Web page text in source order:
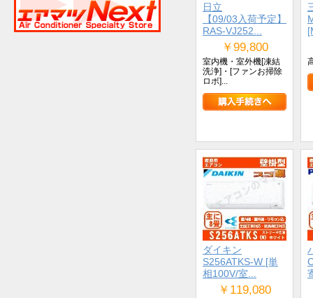
日立
【09/03入荷予定】
RAS-VJ252...
￥99,800
室内機・室外機[凍結
洗浄]・[ファンお掃除
ロボ]...
ダイキン
S256ATKS-W [単
相100V/室...
￥119,080